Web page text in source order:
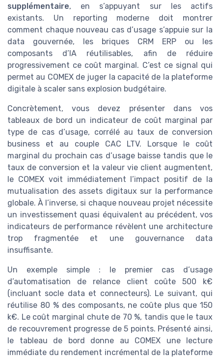
supplémentaire, en s’appuyant sur les actifs
existants. Un reporting moderne doit montrer
comment chaque nouveau cas d’usage s’appuie sur la
data gouvernée, les briques CRM ERP ou les
composants d’IA réutilisables, afin de réduire
progressivement ce coût marginal. C’est ce signal qui
permet au COMEX de juger la capacité de la plateforme
digitale à scaler sans explosion budgétaire.
Concrètement, vous devez présenter dans vos
tableaux de bord un indicateur de coût marginal par
type de cas d’usage, corrélé au taux de conversion
business et au couple CAC LTV. Lorsque le coût
marginal du prochain cas d’usage baisse tandis que le
taux de conversion et la valeur vie client augmentent,
le COMEX voit immédiatement l’impact positif de la
mutualisation des assets digitaux sur la performance
globale. À l’inverse, si chaque nouveau projet nécessite
un investissement quasi équivalent au précédent, vos
indicateurs de performance révèlent une architecture
trop fragmentée et une gouvernance data
insuffisante.
Un exemple simple : le premier cas d’usage
d’automatisation de relance client coûte 500 k€
(incluant socle data et connecteurs). Le suivant, qui
réutilise 80 % des composants, ne coûte plus que 150
k€. Le coût marginal chute de 70 %, tandis que le taux
de recouvrement progresse de 5 points. Présenté ainsi,
le tableau de bord donne au COMEX une lecture
immédiate du rendement incrémental de la plateforme